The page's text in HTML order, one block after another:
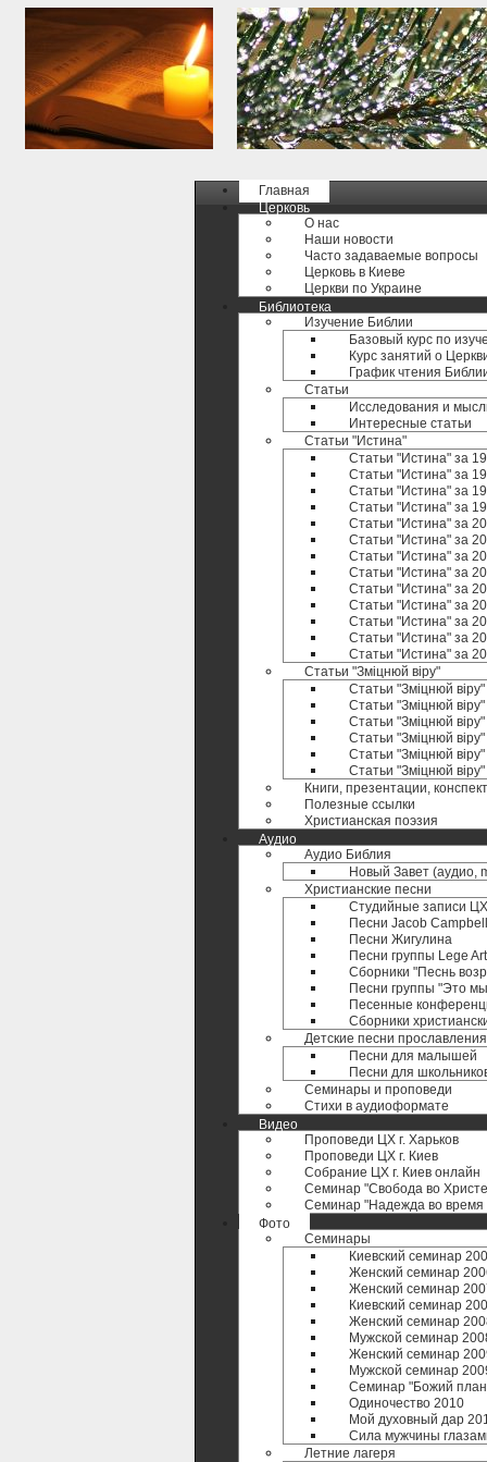
Главная
Церковь
О нас
Наши новости
Часто задаваемые вопросы
Церковь в Киеве
Церкви по Украине
Библиотека
Изучение Библии
Базовый курс по
Курс занятий о
График чтения
Статьи
Исследования и
Интересные статьи
Статьи "Истина"
Статьи "Истина" за
Статьи "Истина" за
Статьи "Истина" за
Статьи "Истина" за
Статьи "Истина" за
Статьи "Истина" за
Статьи "Истина" за
Статьи "Истина" за
Статьи "Истина" за
Статьи "Истина" за
Статьи "Истина" за
Статьи "Истина" за
Статьи "Истина" за
Статьи "Зміцнюй віру"
Статьи "Зміцнюй
Статьи "Зміцнюй
Статьи "Зміцнюй
Статьи "Зміцнюй
Статьи "Зміцнюй
Статьи "Зміцнюй
Книги, презентации,
Полезные ccылки
Христианская поэзия
Аудио
Аудио Библия
Новый Завет (аудио,
Христианские песни
Студийные записи ЦХ
Песни Jacob Campbell
Песни Жигулина
Песни группы Lege
Сборники "Песнь
Песни группы "Это
Песенные
Сборники
Детские песни прославления
Песни для малышей
Песни для
Семинары и проповеди
Стихи в аудиоформате
Видео
Проповеди ЦХ г. Харьков
Проповеди ЦХ г. Киев
Собрание ЦХ г. Киев онлайн
Семинар "Свобода во
Семинар "Надежда во время
Фото
Семинары
Киевский семинар
Женский семинар
Женский семинар
Киевский семинар
Женский семинар
Мужской семинар
Женский семинар
Мужской семинар
Семинар "Божий
Одиночество 2010
Мой духовный дар
Сила мужчины
Летние лагеря